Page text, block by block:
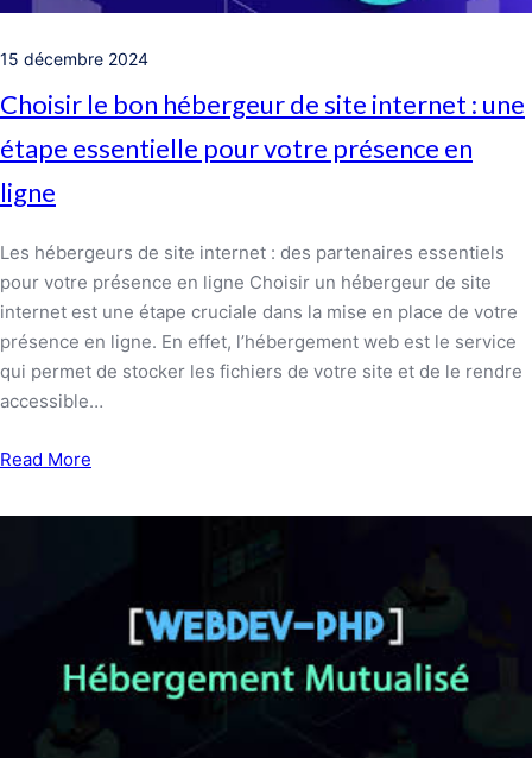
15 décembre 2024
Choisir le bon hébergeur de site internet : une
étape essentielle pour votre présence en
ligne
Les hébergeurs de site internet : des partenaires essentiels
pour votre présence en ligne Choisir un hébergeur de site
internet est une étape cruciale dans la mise en place de votre
présence en ligne. En effet, l’hébergement web est le service
qui permet de stocker les fichiers de votre site et de le rendre
accessible…
Read More